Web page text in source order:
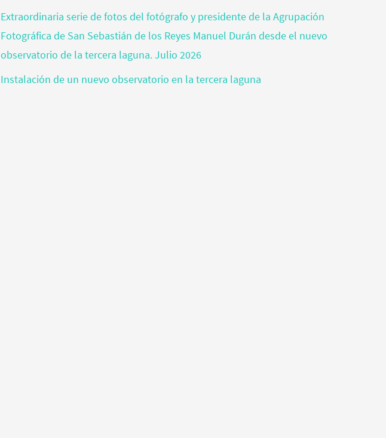
Extraordinaria serie de fotos del fotógrafo y presidente de la Agrupación
Fotográfica de San Sebastián de los Reyes Manuel Durán desde el nuevo
observatorio de la tercera laguna. Julio 2026
Instalación de un nuevo observatorio en la tercera laguna